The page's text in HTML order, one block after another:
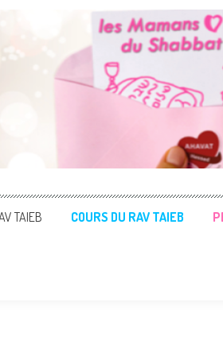
TAIEB COURS DU RAV TAIEB